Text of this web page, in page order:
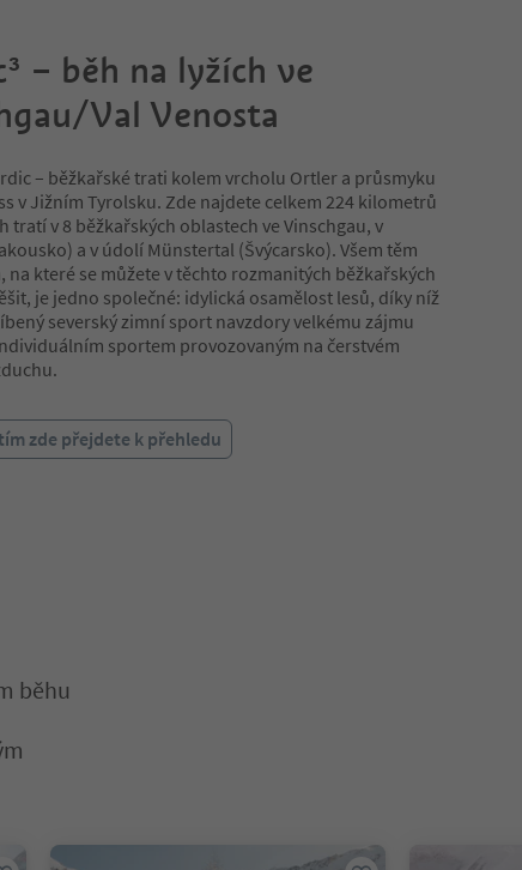
– běh na lyžích ve
Val Venosta
– běžkařské trati kolem vrcholu Ortler a průsmyku
v Jižním Tyrolsku. Zde najdete celkem 224 kilometrů
tratí v 8 běžkařských oblastech ve Vinschgau, v
a v údolí Münstertal (Švýcarsko). Všem těm
na které se můžete v těchto rozmanitých běžkařských
je jedno společné: idylická osamělost lesů, díky níž
severský zimní sport navzdory velkému zájmu
sportem provozovaným na čerstvém
zde přejdete k přehledu
běhu